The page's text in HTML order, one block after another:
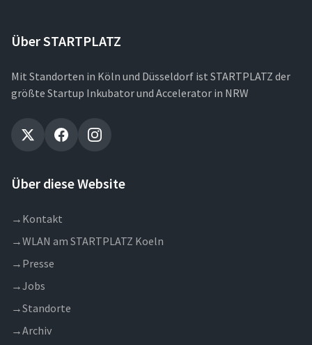
Über STARTPLATZ
Mit Standorten in Köln und Düsseldorf ist STARTPLATZ der
größte Startup Inkubator und Accelerator in NRW
Über diese Website
→ Kontakt
→WLAN am STARTPLATZ Koeln
→ Presse
→Jobs
→Standorte
→Archiv